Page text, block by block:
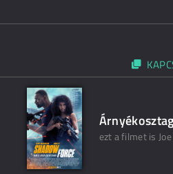
Árnyékosztag
ezt a filmet is